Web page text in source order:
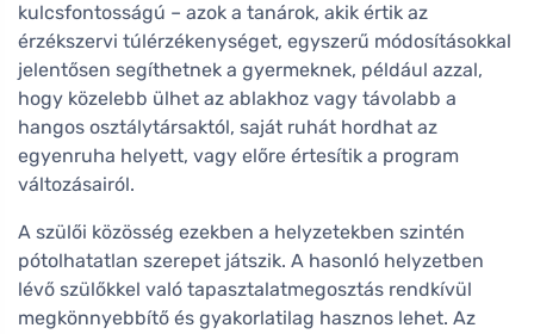
kulcsfontosságú – azok a tanárok, akik értik az
érzékszervi túlérzékenységet, egyszerű módosításokkal
jelentősen segíthetnek a gyermeknek, például azzal,
hogy közelebb ülhet az ablakhoz vagy távolabb a
hangos osztálytársaktól, saját ruhát hordhat az
egyenruha helyett, vagy előre értesítik a program
változásairól.
A szülői közösség ezekben a helyzetekben szintén
pótolhatatlan szerepet játszik. A hasonló helyzetben
lévő szülőkkel való tapasztalatmegosztás rendkívül
megkönnyebbítő és gyakorlatilag hasznos lehet. Az